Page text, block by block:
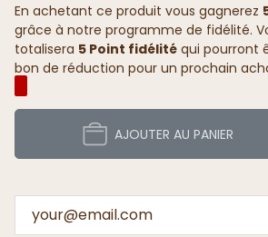
En achetant ce produit vous gagnerez
grâce à notre programme de fidélité.
totalisera 5 Point fidélité qui pourront
bon de réduction pour un prochain
AJOUTER AU PANIER